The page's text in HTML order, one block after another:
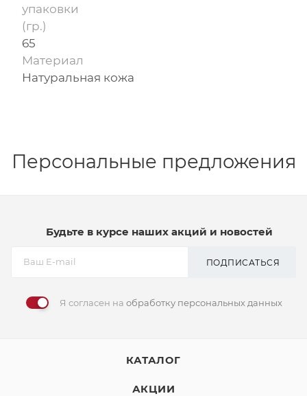
упаковки
(гр.)
65
Материал
Натуральная кожа
Персональные предложения
Будьте в курсе наших акций и новостей
ПОДПИСАТЬСЯ
Я согласен на обработку персональных данных
КАТАЛОГ
АКЦИИ